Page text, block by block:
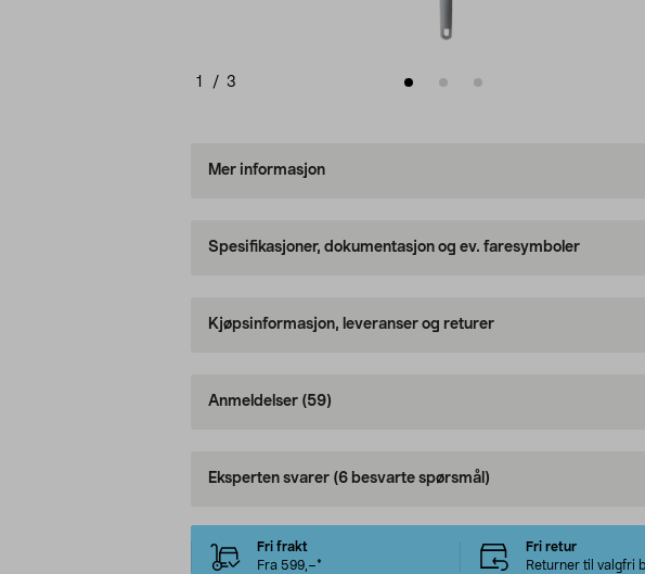
1 / 3
Mer informasjon
Spesifikasjoner, dokumentasjon og ev. faresymboler
Kjøpsinformasjon, leveranser og returer
Anmeldelser (59)
Eksperten svarer (6 besvarte spørsmål)
Fri frakt
Fra 599,–*
Fri retur
Returner til valgfri